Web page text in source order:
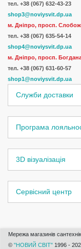
тел. +38 (067) 632-43-23
shop3@noviysvit.dp.ua
м. Дніпро, просп.
тел. +38 (067) 635-54-14
shop4@noviysvit.dp.ua
м. Дніпро, просп.
тел. +38 (067) 631-60-57
shop1@noviysvit.dp.ua
Служби доставки
Програма
3D візуалізація
Сервісний центр
Мережа магазинів
© "НОВИЙ СВІТ" 1996 -